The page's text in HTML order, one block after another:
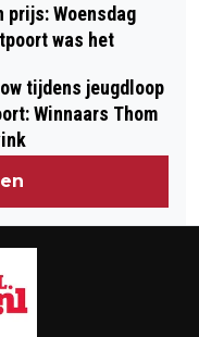
prijs: Woensdag
was het
tijdens jeugdloop
Winnaars Thom